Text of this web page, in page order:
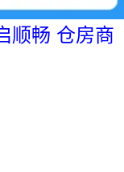
顺畅 仓房商